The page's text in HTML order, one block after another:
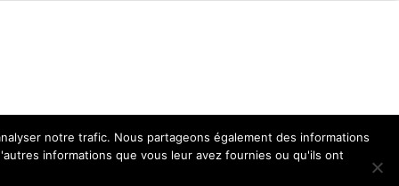
notre trafic. Nous partageons également des informations
informations que vous leur avez fournies ou qu'ils ont